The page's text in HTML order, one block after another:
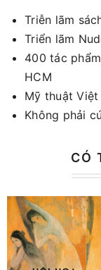
Triễn lãm
Triển lãm
400 tác
HCM
Mỹ thuật Việt
Không phải
CÓ